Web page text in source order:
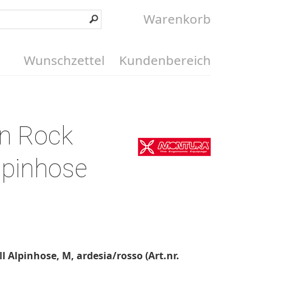
Warenkorb
Kundenbereich
Wunschzettel
Rock
Alpinhose, M, ardesia/rosso (Art.nr.